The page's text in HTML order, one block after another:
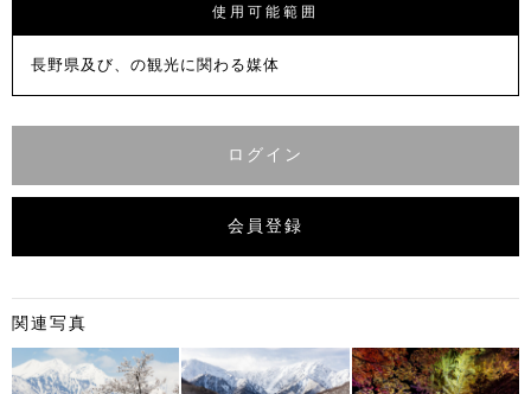
使用可能範囲
長野県及び、の観光に関わる媒体
ログイン
会員登録
関連写真